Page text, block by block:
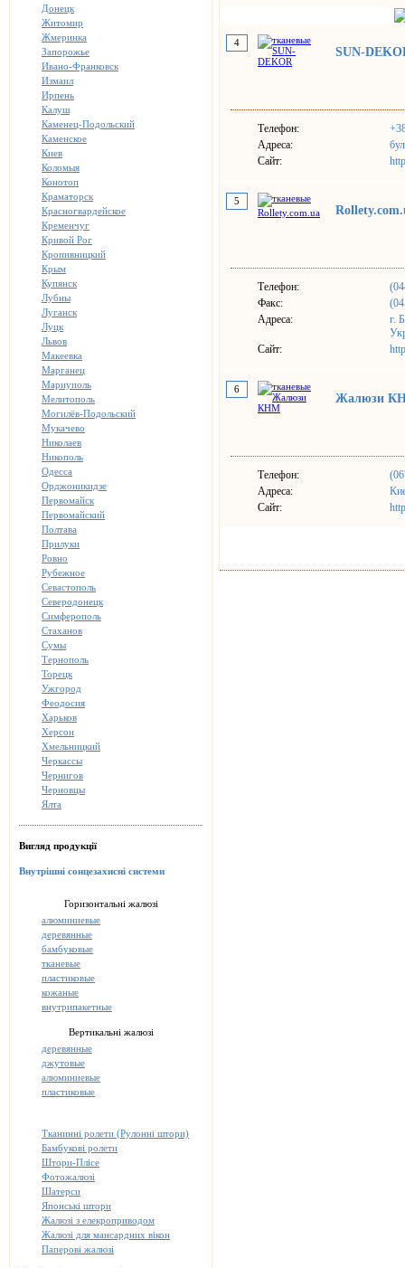
Донецк
Житомир
Жмеринка
Запорожье
Ивано-Франковск
Измаил
Ирпень
Калуш
Каменец-Подольский
Каменское
Киев
Коломыя
Конотоп
Краматорск
Красногвардейское
Кременчуг
Кривой Рог
Кропивницкий
Крым
Купянск
Лубны
Луганск
Луцк
Львов
Макеевка
Марганец
Мариуполь
Мелитополь
Могилёв-Подольский
Мукачево
Николаев
Никополь
Одесса
Орджоникидзе
Первомайск
Первомайский
Полтава
Прилуки
Ровно
Рубежное
Севастополь
Северодонецк
Симферополь
Стаханов
Сумы
Тернополь
Торецк
Ужгород
Феодосия
Харьков
Херсон
Хмельницкий
Черкассы
Чернигов
Черновцы
Ялта
Вигляд продукції
Внутрішні сонцезахисні системи
Горизонтальні жалюзі
алюминиевые
деревянные
бамбуковые
тканевые
пластиковые
кожаные
внутрипакетные
Вертикальні жалюзі
деревянные
джутовые
алюминиевые
пластиковые
Тканинні ролети (Рулонні штори)
Бамбукові ролети
Штори-Плісе
Фотожалюзі
Шатерси
Японські штори
Жалюзі з елекроприводом
Жалюзі для мансардних вікон
Паперові жалюзі
4
SUN-
Телефон:
Адреса:
Сайт:
5
Телефон:
Факс:
Адреса:
г.
Сайт:
6
Жалюзи
Телефон:
Адреса:
Сайт: